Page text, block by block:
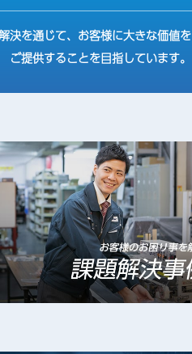
決を通じて、お客様に大きな価値を
ご提供することを目指しています。